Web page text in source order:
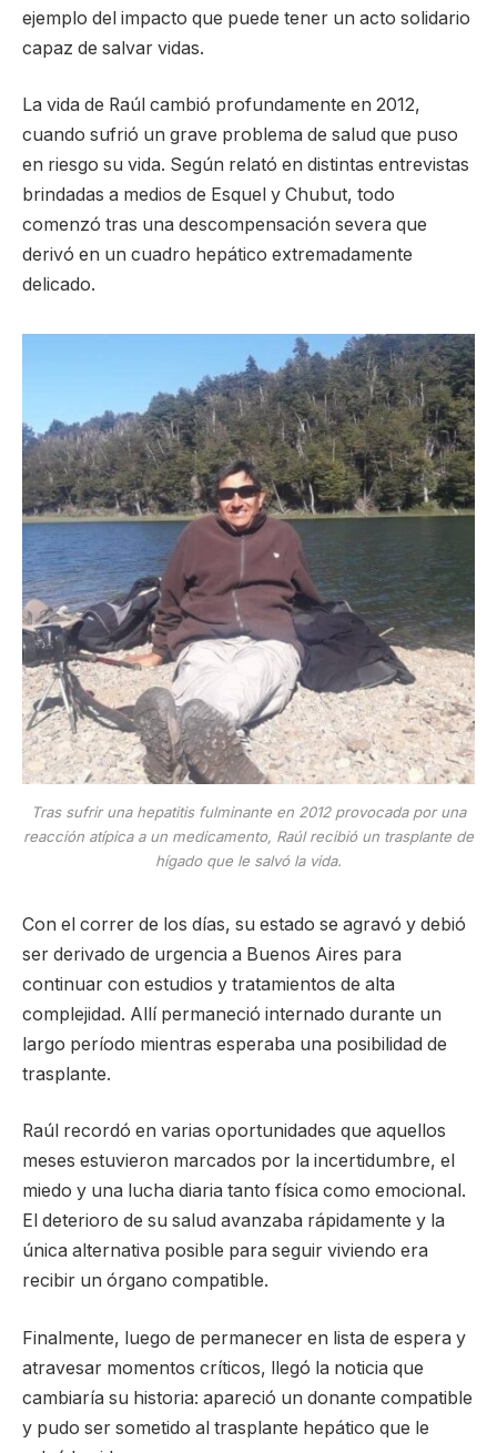
ejemplo del impacto que puede tener un acto solidario
capaz de salvar vidas.
La vida de Raúl cambió profundamente en 2012,
cuando sufrió un grave problema de salud que puso
en riesgo su vida. Según relató en distintas entrevistas
brindadas a medios de Esquel y Chubut, todo
comenzó tras una descompensación severa que
derivó en un cuadro hepático extremadamente
delicado.
Tras sufrir una hepatitis fulminante en 2012 provocada por una
reacción atípica a un medicamento, Raúl recibió un trasplante de
hígado que le salvó la vida.
Con el correr de los días, su estado se agravó y debió
ser derivado de urgencia a Buenos Aires para
continuar con estudios y tratamientos de alta
complejidad. Allí permaneció internado durante un
largo período mientras esperaba una posibilidad de
trasplante.
Raúl recordó en varias oportunidades que aquellos
meses estuvieron marcados por la incertidumbre, el
miedo y una lucha diaria tanto física como emocional.
El deterioro de su salud avanzaba rápidamente y la
única alternativa posible para seguir viviendo era
recibir un órgano compatible.
Finalmente, luego de permanecer en lista de espera y
atravesar momentos críticos, llegó la noticia que
cambiaría su historia: apareció un donante compatible
y pudo ser sometido al trasplante hepático que le